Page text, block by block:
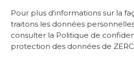
Pour plus d'informations sur la
traitons les données
consulter la Politique de
protection des données de